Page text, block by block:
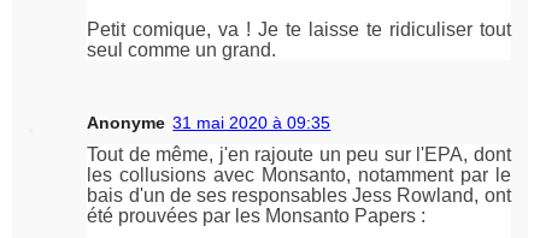
Petit comique, va ! Je te laisse te ridiculiser tout
seul comme un grand.
Anonyme 31 mai 2020 à 09:35
Tout de même, j'en rajoute un peu sur l'EPA, dont
les collusions avec Monsanto, notamment par le
bais d'un de ses responsables Jess Rowland, ont
été prouvées par les Monsanto Papers :